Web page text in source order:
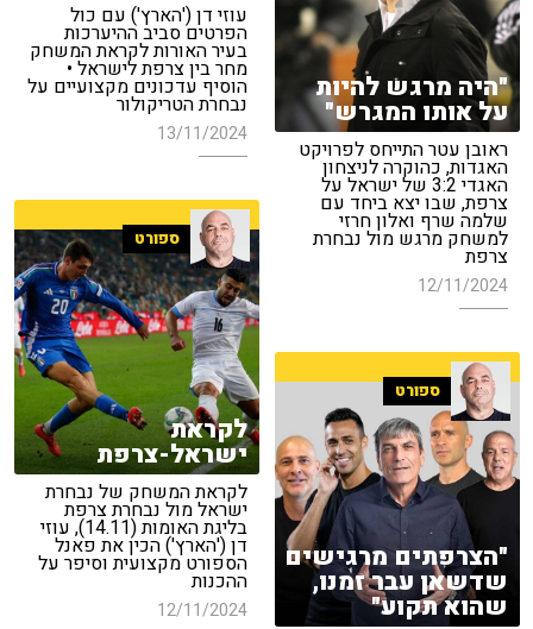
עוזי דן ('הארץ') עם כול
הפרטים סביב ההיערכות
בעיר האורות לקראת המשחק
מחר בין צרפת לישראל •
הוסיף עדכונים מקצועיים על
נבחרת הטריקולור
13/11/2024
"היה מרגש להיות
על אותו המגרש"
ראובן עטר התייחס לפרויקט
האגדות, כהוקרה לניצחון
האגדי 3:2 של ישראל על
צרפת, שבו יצא ביחד עם
שלמה שרף ואלון חרזי
למשחק מרגש מול נבחרת
צרפת
12/11/2024
ספורט
לקראת
ישראל-צרפת
לקראת המשחק של נבחרת
ישראל מול נבחרת צרפת
בליגת האומות (14.11), עוזי
דן ('הארץ') הכין את פאנל
הספורט מקצועית וסיפר על
ההכנות
12/11/2024
ספורט
"הצרפתים מרגישים
שדשאן עבר זמנו,
שהוא תקוע"